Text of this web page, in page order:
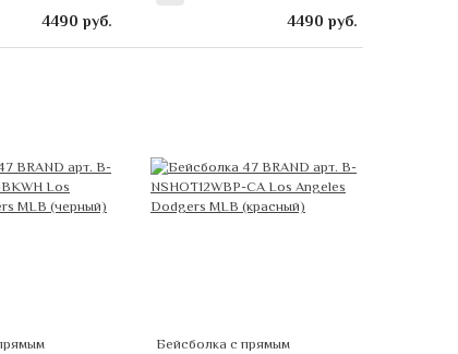
4490 руб. 4490 руб.
Бейсболка с прямым